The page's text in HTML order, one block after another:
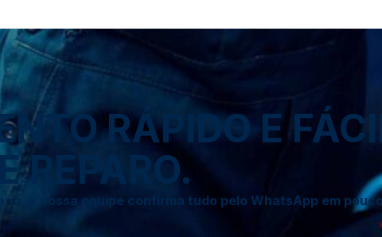
RÁPIDO E
REPARO.
e nossa equipe confirma tudo pelo WhatsApp em